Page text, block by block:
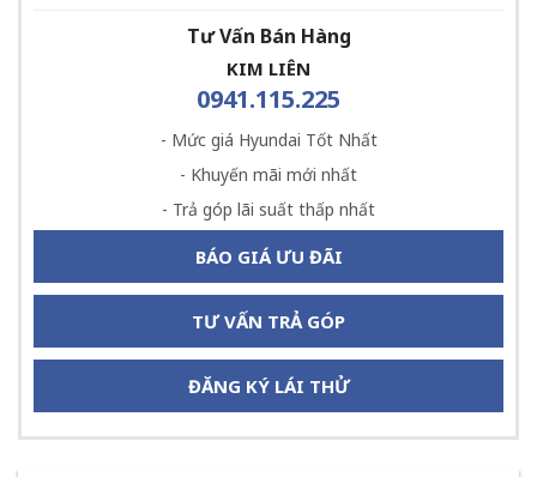
Tư Vấn Bán Hàng
KIM LIÊN
0941.115.225
- Mức giá Hyundai Tốt Nhất
- Khuyến mãi mới nhất
- Trả góp lãi suất thấp nhất
BÁO GIÁ ƯU ĐÃI
TƯ VẤN TRẢ GÓP
ĐĂNG KÝ LÁI THỬ